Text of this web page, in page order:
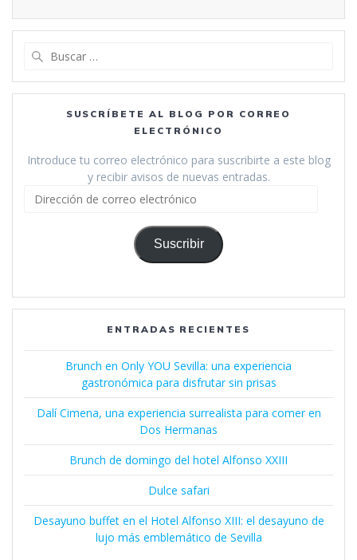
SUSCRÍBETE AL BLOG POR CORREO
ELECTRÓNICO
Introduce tu correo electrónico para suscribirte a este blog
y recibir avisos de nuevas entradas.
Dirección
de
correo
electrónico
Suscribir
ENTRADAS RECIENTES
Brunch en Only YOU Sevilla: una experiencia
gastronómica para disfrutar sin prisas
Dalí Cimena, una experiencia surrealista para comer en
Dos Hermanas
Brunch de domingo del hotel Alfonso XXIII
Dulce safari
Desayuno buffet en el Hotel Alfonso XIII: el desayuno de
lujo más emblemático de Sevilla